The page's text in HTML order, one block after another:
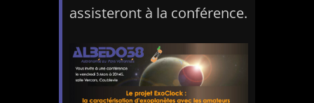
assisteront à la conférence.